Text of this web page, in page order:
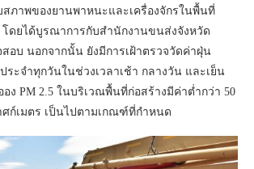
ภาพของยานพาหนะและเครื่องจักรในพื้นที่
โดยได้บูรณาการกับสำนักงานขนส่งจังหวัด
อบ นอกจากนั้น ยังมีการเฝ้าตรวจวัดค่าฝุ่น
ประจำทุกวันในช่วงเวลาเช้า กลางวัน และเย็น
ง PM 2.5 ในบริเวณพื้นที่ก่อสร้างมีค่าต่ำกว่า 50
ก์เมตร เป็นไปตามเกณฑ์ที่กำหนด